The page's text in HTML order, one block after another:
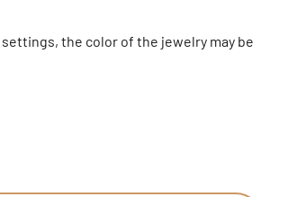
the color of the jewelry may be